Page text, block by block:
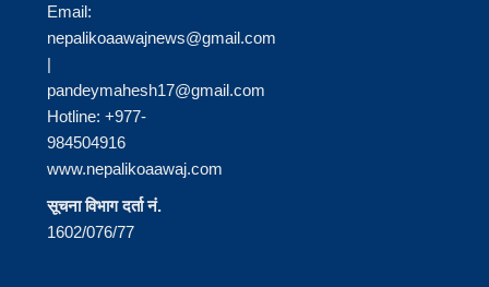
Email:
nepalikoaawajnews@gmail.com
|
pandeymahesh17@gmail.com
Hotline: +977-
984504916
www.nepalikoaawaj.com
सूचना विभाग दर्ता नं.
1602/076/77